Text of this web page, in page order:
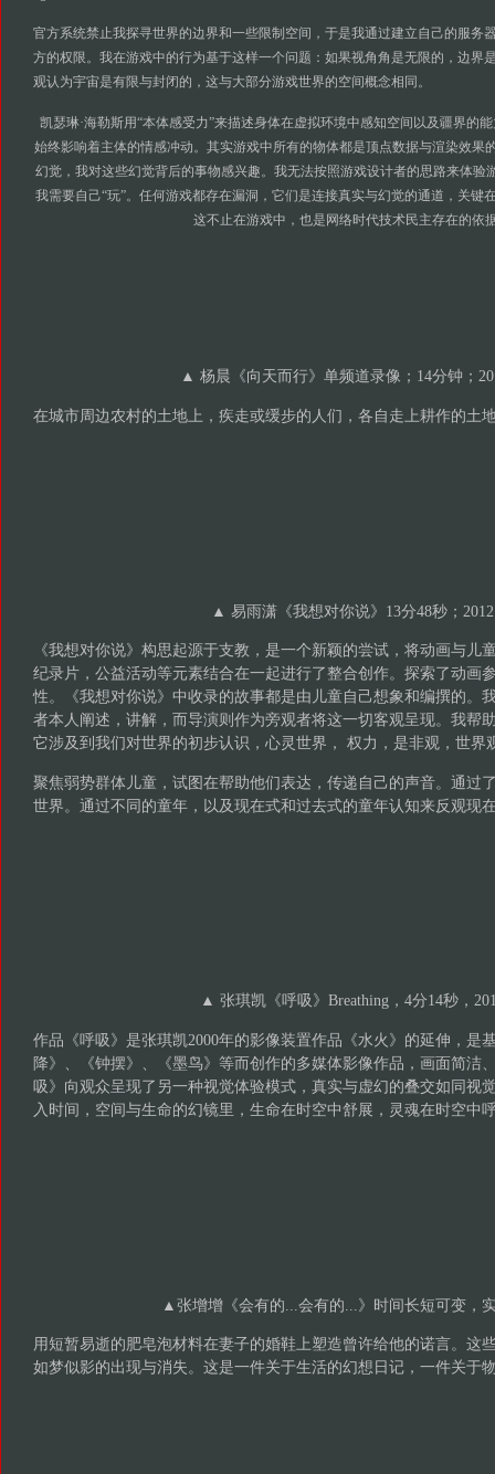
官方系统禁⽌我探寻世界的边界和⼀些限制空间，于是我通过建⽴自 ⼰的服务
⽅的权限。我在游戏中的⾏为基于这样⼀个问题 ： 如果视⾓角是⽆限的，边界
观认为宇宙是有限与封闭的，这与⼤部分游戏世界的空间概念相同。
凯瑟琳·海勒斯用“本体感受⼒”来描述⾝体在虚拟环境中感知空间以及疆界的
始终影响着主体的情感冲动。其实游戏中所有的物体都是顶点数据与渲染效果
幻觉，我对这些幻觉背后的事物感兴趣。我无法按照游戏设计者的思路来体验
我需要自己“玩”。任何游戏都存在漏洞，它们是连接真实与幻觉的通道，关键
这不止在游戏中，也是网络时代技术民主存在的依
▲ 杨晨《向天而行》单频道录像 ； 14分钟 ；
在城市周边农村的土地上，疾走或缓步的人们，各自走上耕作的土
▲ 易雨潇《我想对你说》13分48秒；2012
《我想对你说》构思起源于支教，是一个新颖的尝试，将动画与儿
纪录片，公益活动等元素结合在一起进行了整合创作。探索了动画
性。《我想对你说》中收录的故事都是由儿童自己想象和编撰的。
者本人阐述，讲解，而导演则作为旁观者将这一切客观呈现。我帮
它涉及到我们对世界的初步认识，心灵世界， 权力，是非观，世界
聚焦弱势群体儿童，试图在帮助他们表达，传递自己的声音。通过
世界。通过不同的童年，以及现在式和过去式的童年认知来反观现
▲ 张琪凯《呼吸》Breathing，4分14秒，
作品《呼吸》是张琪凯2000年的影像装置作品《水火》的延伸，是
降》、《钟摆》、《墨鸟》等而创作的多媒体影像作品，画面简洁
吸》向观众呈现了另一种视觉体验模式，真实与虚幻的叠交如同视
入时间，空间与生命的幻镜里，生命在时空中舒展，灵魂在时空中
▲ 张增增《会有的...会有的...》时间长短可变，
用短暂易逝的肥皂泡材料在妻子的婚鞋上塑造曾许给他的诺言。这
如梦似影的出现与消失。这是一件关于生活的幻想日记，一件关于